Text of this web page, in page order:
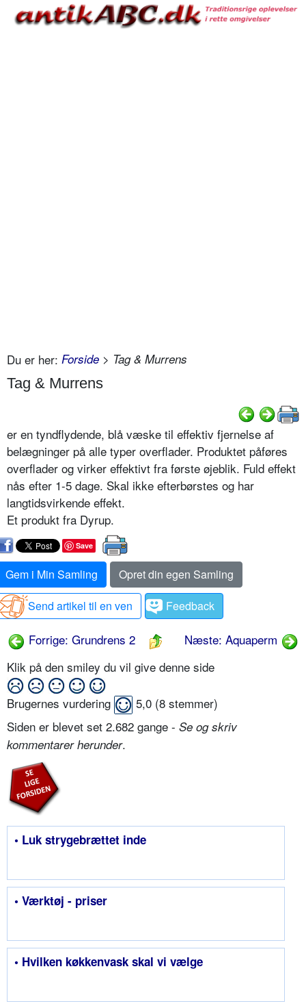
Du er her: Forside > Tag & Murrens
Tag & Murrens
er en tyndflydende, blå væske til effektiv fjernelse af
belægninger på alle typer overflader. Produktet påføres
overflader og virker effektivt fra første øjeblik. Fuld effekt
nås efter 1-5 dage. Skal ikke efterbørstes og har
langtidsvirkende effekt.
Et produkt fra Dyrup.
Save
Gem i Min Samling
Opret din egen Samling
Send artikel til en ven
Feedback
Forrige: Grundrens 2
Næste: Aquaperm
Klik på den smiley du vil give denne side
Brugernes vurdering 5,0 (8 stemmer)
Siden er blevet set 2.682 gange - Se og skriv
kommentarer herunder.
• Luk strygebrættet inde
• Værktøj - priser
• Hvilken køkkenvask skal vi vælge